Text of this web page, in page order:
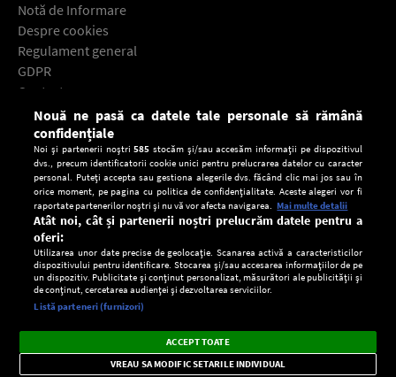
CONFIDENŢIALITATE
Notă de Informare
Despre cookies
Regulament general
GDPR
Contact
Descarcă gratuit aplicaţia Europa FM pentru smartphone:
Setări:
Dark
Mode
Radio live, podcasturi, știri și alerte
importante.
×
Nouă ne pasă ca datele tale personale să rămână
confidențiale
Noi și partenerii noștri585 stocăm și/sau accesăm informații pe dispozitivul
dvs., precum identificatorii cookie unici pentru prelucrarea datelor cu caracter
personal. Puteți accepta sau gestiona alegerile dvs. făcând clic mai jos sau în
orice moment, pe pagina cu politica de confidențialitate. Aceste alegeri vor fi
raportate partenerilor noștri și nu vă vor afecta navigarea. Mai multe detalii
Atât noi, cât și partenerii noștri prelucrăm datele pentru a
oferi:
Utilizarea unor date precise de geolocație. Scanarea activă a caracteristicilor
dispozitivului pentru identificare. Stocarea și/sau accesarea informațiilor de pe
un dispozitiv. Publicitate și conținut personalizat, măsurători ale publicității și
de conținut, cercetarea audienței și dezvoltarea serviciilor.
Listă parteneri (furnizori)
ACCEPT TOATE
VREAU SA MODIFIC SETARILE INDIVIDUAL